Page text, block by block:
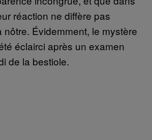
réaction ne diffère pas
nôtre. Évidemment, le mystère
éclairci après un examen
de la bestiole.